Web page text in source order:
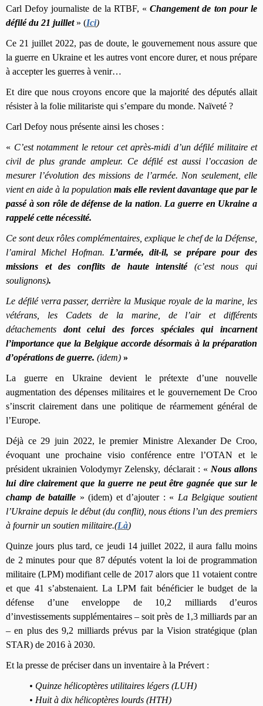
Carl Defoy journaliste de la RTBF, « Changement de ton pour le
défilé du 21 juillet» (Ici)
Ce 21 juillet 2022, pas de doute, le gouvernement nous assure que
la guerre en Ukraine et les autres vont encore durer, et nous prépare
à accepter les guerres à venir…
Et dire que nous croyons encore que la majorité des députés allait
résister à la folie militariste qui s’empare du monde. Naïveté ?
Carl Defoy nous présente ainsi les choses :
« C’est notamment le retour cet après-midi d’un défilé militaire et
civil de plus grande ampleur. Ce défilé est aussi l’occasion de
mesurer l’évolution des missions de l’armée. Non seulement, elle
vient en aide à la population mais elle revient davantage que par le
passé à sonrôle de défense de la nation. La guerre en Ukraine a
rappelé cette nécessité.
Ce sont deux rôles complémentaires, explique le chef de la Défense,
l’amiral Michel Hofman. L’armée, dit-il, se prépare pour des
missions et des conflits de haute intensité (c’est nous qui
soulignons).
Le défilé verra passer, derrière la Musique royale de la marine, les
vétérans, les Cadets de la marine, de l’air et différents
détachements dont celui des forces spéciales qui incarnent
l’importance que la Belgique accorde désormais à la préparation
d’opérations de guerre. (idem) »
La guerre en Ukraine devient le prétexte d’une nouvelle
augmentation des dépenses militaires et le gouvernement De Croo
s’inscrit clairement dans une politique de réarmement général de
l’Europe.
Déjà ce 29 juin 2022, le premier Ministre Alexander De Croo,
évoquant une prochaine visio conférence entre l’OTAN et le
président ukrainien Volodymyr Zelensky, déclarait : « Nous allons
lui dire clairement que la guerre ne peut être gagnée que sur le
champ de bataille » (idem) et d’ajouter : « La Belgique soutient
l’Ukraine depuis le début (du conflit), nous étions l’un des premiers
à fournir un soutien militaire.(Là)
Quinze jours plus tard, ce jeudi 14 juillet 2022, il aura fallu moins
de 2 minutes pour que 87 députés votent la loi de programmation
militaire (LPM) modifiant celle de 2017 alors que 11 votaient contre
et que 41 s’abstenaient. La LPM fait bénéficier le budget de la
défense d’une enveloppe de 10,2 milliards d’euros
d’investissements supplémentaires – soit près de 1,3 milliards par an
– en plus des 9,2 milliards prévus par la Vision stratégique (plan
STAR) de 2016 à 2030.
Et la presse de préciser dans un inventaire à la Prévert :
• Quinze hélicoptères utilitaires légers (LUH)
• Huit à dix hélicoptères lourds (HTH)